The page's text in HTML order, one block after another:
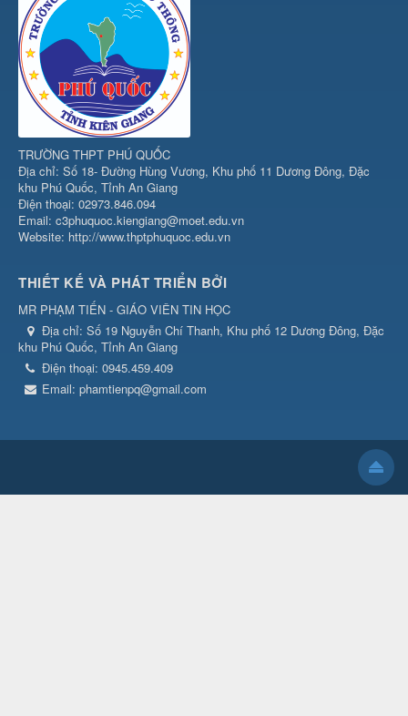
TRƯỜNG THPT PHÚ QUỐC
Địa chỉ: Số 18- Đường Hùng Vương, Khu phố 11 Dương Đông, Đặc
khu Phú Quốc, Tỉnh An Giang
Điện thoại: 02973.846.094
Email: c3phuquoc.kiengiang@moet.edu.vn
Website: http://www.thptphuquoc.edu.vn
THIẾT KẾ VÀ PHÁT TRIỂN BỞI
MR PHẠM TIẾN - GIÁO VIÊN TIN HỌC
Địa chỉ: Số 19 Nguyễn Chí Thanh, Khu phố 12 Dương Đông, Đặc
khu Phú Quốc, Tỉnh An Giang
Điện thoại: 0945.459.409
Email: phamtienpq@gmail.com